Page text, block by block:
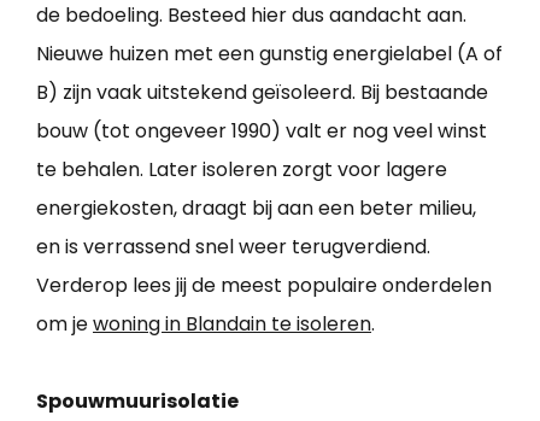
de bedoeling. Besteed hier dus aandacht aan.
Nieuwe huizen met een gunstig energielabel (A of
B) zijn vaak uitstekend geïsoleerd. Bij bestaande
bouw (tot ongeveer 1990) valt er nog veel winst
te behalen. Later isoleren zorgt voor lagere
energiekosten, draagt bij aan een beter milieu,
en is verrassend snel weer terugverdiend.
Verderop lees jij de meest populaire onderdelen
om jewoning in Blandain te isoleren.
Spouwmuurisolatie